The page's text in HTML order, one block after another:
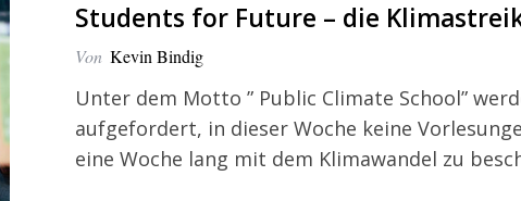
Students for Future – die
Von Kevin Bindig
Unter dem Motto ” Public Climate School”
aufgefordert, in dieser Woche keine
eine Woche lang mit dem Klimawandel zu